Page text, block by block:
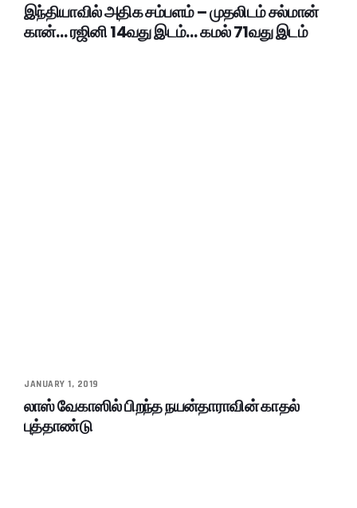
இந்தியாவில் அதிக சம்பளம் – முதலிடம் சல்மான்
கான்… ரஜினி 14வது இடம்… கமல் 71வது இடம்
JANUARY 1, 2019
லாஸ் வேகாஸில் பிறந்த நயன்தாராவின் காதல்
புத்தாண்டு